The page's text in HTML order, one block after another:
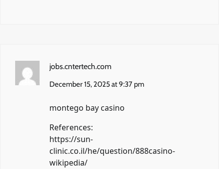
jobs.cntertech.com
December 15, 2025 at 9:37 pm
montego bay casino
References:
https://sun-
clinic.co.il/he/question/888casino-
wikipedia/